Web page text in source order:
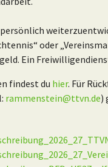
persönlich
oder
Ein
findest du hier. Für
rammenstein@ttvn.de)